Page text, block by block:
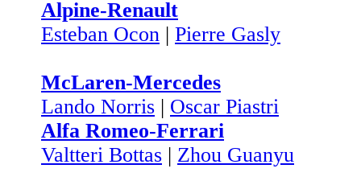
Alpine-Renault
Esteban Ocon | Pierre Gasly
McLaren-Mercedes
Lando Norris | Oscar Piastri
Alfa Romeo-Ferrari
Valtteri Bottas | Zhou Guanyu